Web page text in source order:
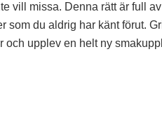
vill missa. Denna rätt är full
du aldrig har känt förut.
och upplev en helt ny